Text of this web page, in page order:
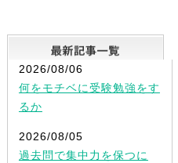
2026/08/06
何をモチベに受験勉強をす
るか
2026/08/05
過去問で集中力を保つに